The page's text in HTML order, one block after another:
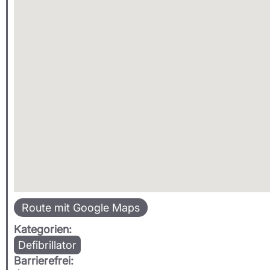
Route mit Google Maps
Kategorien:
Defibrillator
Barrierefrei: